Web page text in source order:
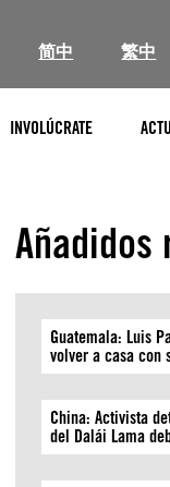
简中 繁中
INVOLÚCRATE
Guatemala: Luis
volver a casa con
China: Activista
del Dalái Lama